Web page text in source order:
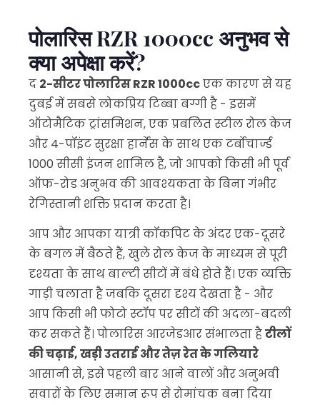
पोलारिस RZR 1000cc अनुभव से
क्या अपेक्षा करें?
द 2-सीटर पोलारिस RZR 1000ccएक कारण से यह
दुबई में सबसे लोकप्रिय टिब्बा बग्गी है - इसमें
ऑटोमैटिक ट्रांसमिशन, एक प्रबलित स्टील रोल केज
और 4-पॉइंट सुरक्षा हार्नेस के साथ एक टर्बोचार्ज्ड
1000 सीसी इंजन शामिल है, जो आपको किसी भी पूर्व
ऑफ-रोड अनुभव की आवश्यकता के बिना गंभीर
रेगिस्तानी शक्ति प्रदान करता है।
आप और आपका यात्री कॉकपिट के अंदर एक-दूसरे
के बगल में बैठते हैं, खुले रोल केज के माध्यम से पूरी
दृश्यता के साथ बाल्टी सीटों में बंधे होते हैं। एक व्यक्ति
गाड़ी चलाता है जबकि दूसरा दृश्य देखता है - और
आप किसी भी फोटो स्टॉप पर सीटों की अदला-बदली
कर सकते हैं। पोलारिस आरजेडआर संभालता हैटीलों
की चढ़ाई, खड़ी उतराई और तेज़ रेत के गलियारे
आसानी से, इसे पहली बार आने वालों और अनुभवी
सवारों के लिए समान रूप से रोमांचक बना दिया